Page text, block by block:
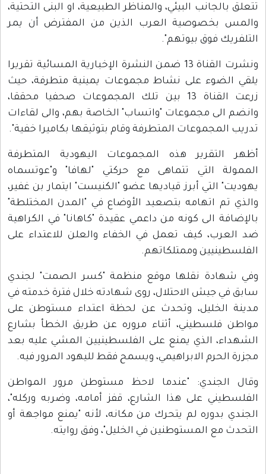
تتعلق بالجانب البيئي، والمناظر الطبيعية، او البنى التحتية،
والمس بخصوصية العرب الذين من المفترض أن يمر
التلفريك فوق بيوتهم".
ونشرت القناة 13 ضمن النشرة الإخبارية المسائية تقريرا
يلقي الضوء على نشاط مجموعات يمينية متطرفة، حيث
زرعت القناة 13 بين تلك المجموعات صحفيا محققا،
وانضم الى مجموعات "واتساب" الخاصة بهم، والى لقاءات
تدريب المجموعات المتطرفة وقام بتوثيقها بكاميرا خفية".
أظهر التقرير هذه المجموعات اليهودية المتطرفة
الممولة التي تتماهى مع حركتي "لهافا" و"عوتسماه
يهوديت" التي أبرز قياديها عضو "الكنيست" ايتمار بن غفير،
والذي تم اتهامه بتصعيد الأوضاع في "المدن المختلطة"
بالإضافة الى كونه من داعمي عقيدة "كاهانا" في الكراهية
ضد العرب، كيف تعمل في الخفاء والعلن للاعتداء على
الفلسطينيين وممتلكاتهم.
وفي شهادة نقلها موقع منظمة "كسر الصمت" لجندي
سابق في جيش الاحتلال، روى شهادته خلال فترة خدمته في
مدينة الخليل، وتحدث عن لحظة اعتداء مستوطن على
مواطن فلسطيني، أثناء مروره عن طريق الخطأ بشارع
الشهداء، الذي يمنع على الفلسطينيين المشي عليه بعد
مجزرة الحرم الابراهيمي، ويسمح فقط لليهود المرور فيه.
وقال الجندي: "عندما لاحظ مستوطن مرور المواطن
الفلسطيني على هذا الشارع، قفز أمامه، وضربه وركله"،
الجندي بدوره لم يتحرك من مكانه، لأنه "يمنع مواجهة أو
التحدث مع المستوطنين في الخليل"، وفق روايته.